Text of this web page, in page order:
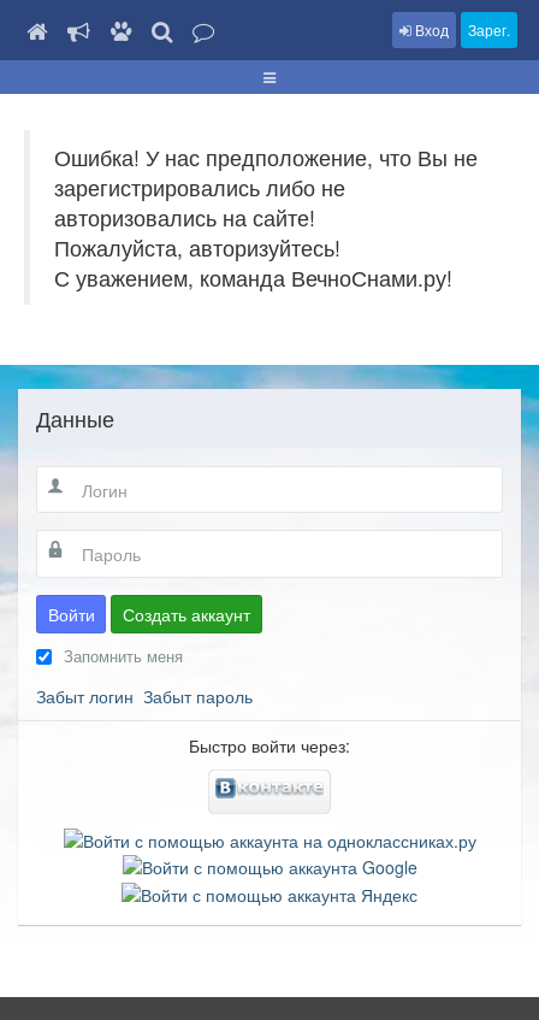
Вход Зарег.
Ошибка! У нас предположение, что Вы не
зарегистрировались либо не
авторизовались на сайте!
Пожалуйста, авторизуйтесь!
С уважением, команда ВечноСнами.ру!
Данные
Войти Создать аккаунт
Запомнить меня
Забыт логин Забыт пароль
Быстро войти через: